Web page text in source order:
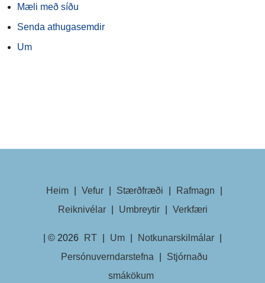
Mæli með síðu
Senda athugasemdir
Um
Heim Vefur Stærðfræði Rafmagn
Reiknivélar
Umbreytir Verkfæri
| © 2026 RT Um Notkunarskilmálar
Persónuverndarstefna
Stjórnaðu
smákökum